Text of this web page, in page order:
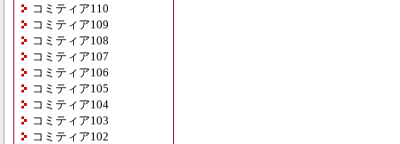
コミティア110
コミティア109
コミティア108
コミティア107
コミティア106
コミティア105
コミティア104
コミティア103
コミティア102